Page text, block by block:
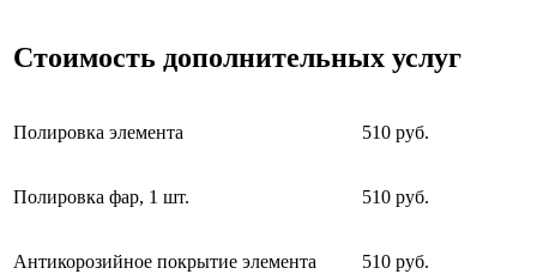
Стоимость дополнительных услуг
Полировка элемента 510 руб.
Полировка фар, 1 шт. 510 руб.
Антикорозийное покрытие элемента 510 руб.